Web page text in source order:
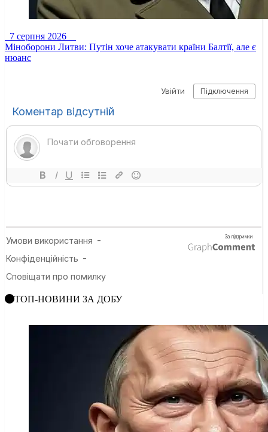
7 серпня 2026
Міноборони Литви: Путін хоче атакувати країни Балтії, але є
нюанс
ТОП-НОВИНИ ЗА ДОБУ